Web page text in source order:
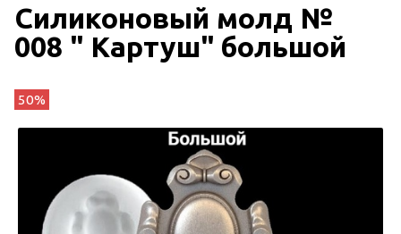
Силиконовый молд №
008 " Картуш" большой
50%